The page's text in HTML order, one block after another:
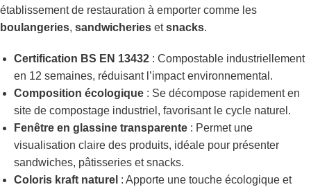
établissement de restauration à emporter comme les
boulangeries, sandwicheries etsnacks.
Certification BS EN 13432 : Compostable industriellement
en 12 semaines, réduisant l’impact environnemental.
Composition écologique : Se décompose rapidement en
site de compostage industriel, favorisant le cycle naturel.
Fenêtre en glassine transparente : Permet une
visualisation claire des produits, idéale pour présenter
sandwiches, pâtisseries et snacks.
Coloris kraft naturel : Apporte une touche écologique et